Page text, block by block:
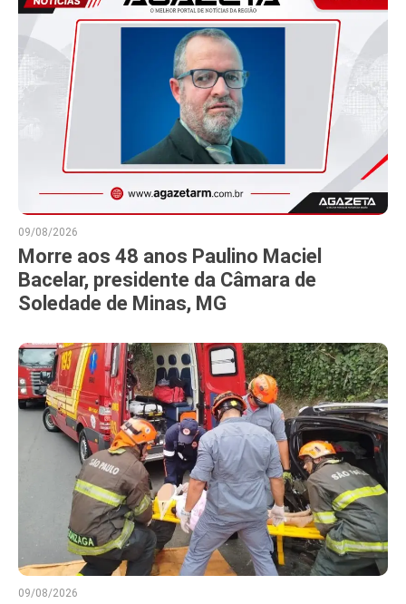
09/08/2026
Morre aos 48 anos Paulino Maciel
Bacelar, presidente da Câmara de
Soledade de Minas, MG
09/08/2026